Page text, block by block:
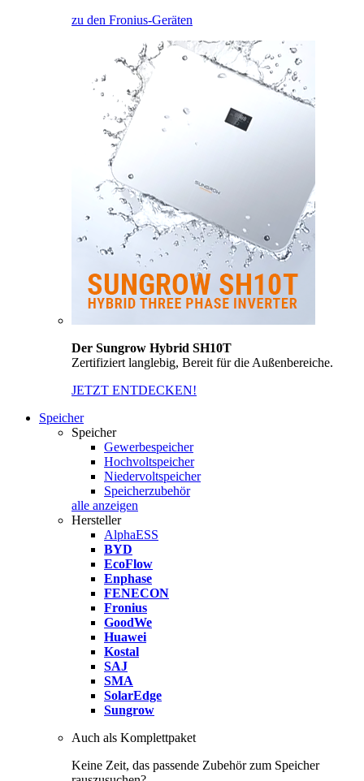
zu den Fronius-Geräten
Der Sungrow Hybrid SH10T
Zertifiziert langlebig, Bereit für die Außenbereiche.
JETZT ENTDECKEN!
Speicher
Speicher
Gewerbespeicher
Hochvoltspeicher
Niedervoltspeicher
Speicherzubehör
alle anzeigen
Hersteller
AlphaESS
BYD
EcoFlow
Enphase
FENECON
Fronius
GoodWe
Huawei
Kostal
SAJ
SMA
SolarEdge
Sungrow
Auch als Komplettpaket
Keine Zeit, das passende Zubehör zum Speicher